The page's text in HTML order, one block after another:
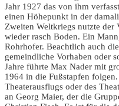
Jahr 1927 das von ihm
einen Höhepunkt in der
Zweiten Weltkriegs nutzte der
wieder rasch Boden. Ein
Rohrhofer. Beachtlich auch
gemeindliche Vorhaben oder
Jahre führte Max Nader mit
1964 in die Fußstapfen
Theaterausflugs oder des
an Georg Maier, der die